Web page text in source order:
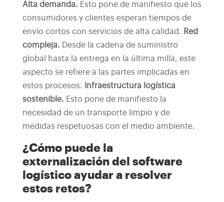
Alta demanda. Esto pone de manifiesto que los
consumidores y clientes esperan tiempos de
envío cortos con servicios de alta calidad. Red
compleja.
Desde la cadena de suministro
global hasta la entrega en la última milla, este
aspecto se refiere a las partes implicadas en
estos procesos.
Infraestructura logística
sostenible. Esto pone de manifiesto la
necesidad de un transporte limpio y de
medidas respetuosas con el medio ambiente.
¿Cómo puede la
externalización del software
logístico ayudar a resolver
estos retos?